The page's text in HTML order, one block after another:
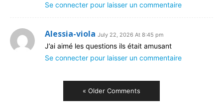
Se connecter pour laisser un commentaire
Alessia-viola July 22, 2026 At 8:45 pm
J’ai aimé les questions ils était amusant
Se connecter pour laisser un commentaire
« Older Comments